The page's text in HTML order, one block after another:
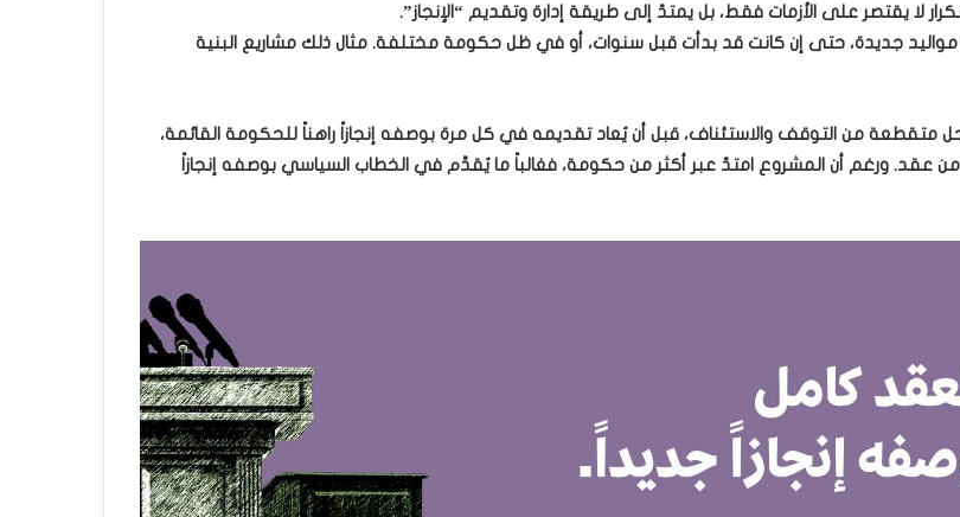
لا يقتصر على الأزمات فقط، بل يمتدّ إلى طريقة إدارة وتقديم “الإنجاز”.
جديدة، حتى إن كانت قد بدأت قبل سنوات، أو في ظل حكومة مختلفة. مثال ذلك مشاريع البنية
متقطعة من التوقف والاستئناف، قبل أن يُعاد تقديمه في كل مرة بوصفه إنجازاً راهناً للحكومة القائمة،
ورغم أن المشروع امتدّ عبر أكثر من حكومة، فغالباً ما يُقدَّم في الخطاب السياسي بوصفه إنجازاً